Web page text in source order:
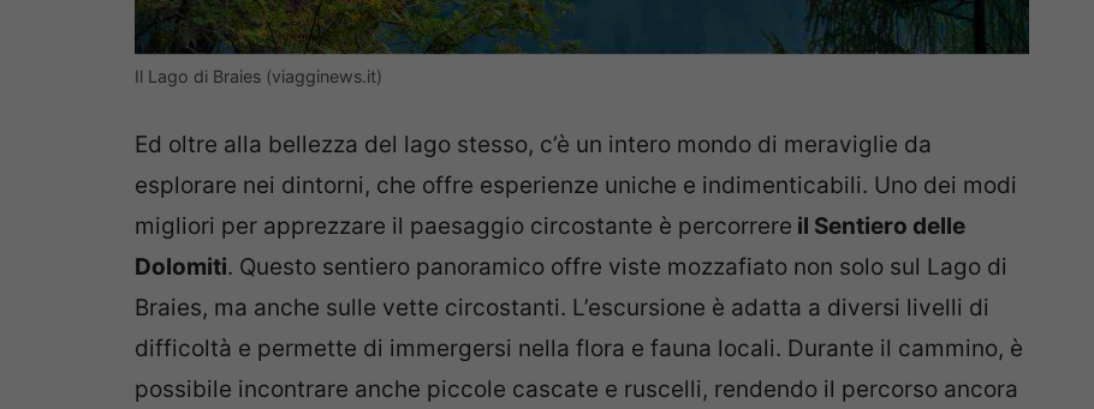
Il Lago di Braies (viagginews.it)
Ed oltre alla bellezza del lago stesso, c’è un intero mondo di meraviglie da
esplorare nei dintorni, che offre esperienze uniche e indimenticabili. Uno dei modi
migliori per apprezzare il paesaggio circostante è percorrere il Sentiero delle
Dolomiti. Questo sentiero panoramico offre viste mozzafiato non solo sul Lago di
Braies, ma anche sulle vette circostanti. L’escursione è adatta a diversi livelli di
difficoltà e permette di immergersi nella flora e fauna locali. Durante il cammino, è
possibile incontrare anche piccole cascate e ruscelli, rendendo il percorso ancora